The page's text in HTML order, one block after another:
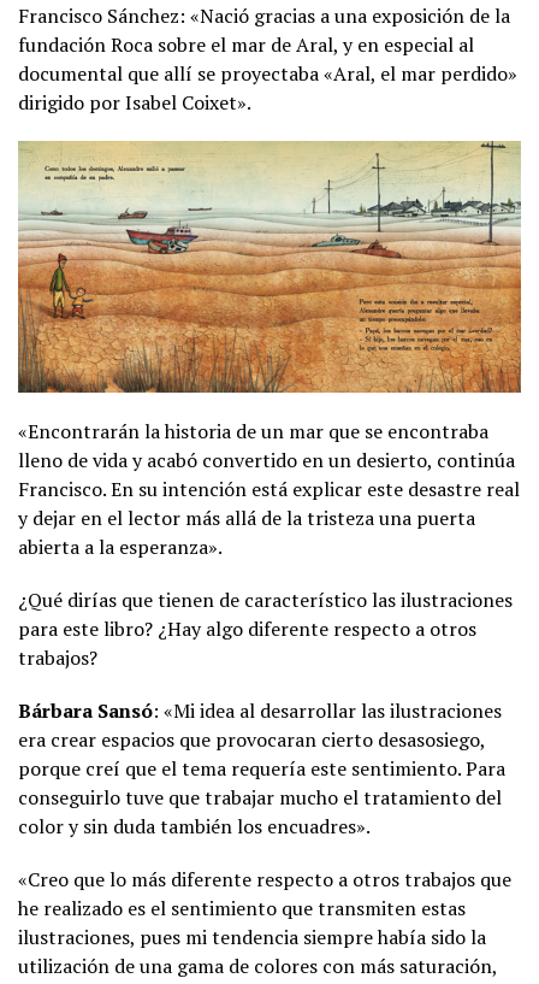
Francisco Sánchez: «Nació gracias a una exposición de la
fundación Roca sobre el mar de Aral, y en especial al
documental que allí se proyectaba «Aral, el mar perdido»
dirigido por Isabel Coixet».
«Encontrarán la historia de un mar que se encontraba
lleno de vida y acabó convertido en un desierto, continúa
Francisco. En su intención está explicar este desastre real
y dejar en el lector más allá de la tristeza una puerta
abierta a la esperanza».
¿Qué dirías que tienen de característico las ilustraciones
para este libro? ¿Hay algo diferente respecto a otros
trabajos?
Bárbara Sansó: «Mi idea al desarrollar las ilustraciones
era crear espacios que provocaran cierto desasosiego,
porque creí que el tema requería este sentimiento. Para
conseguirlo tuve que trabajar mucho el tratamiento del
color y sin duda también los encuadres».
«Creo que lo más diferente respecto a otros trabajos que
he realizado es el sentimiento que transmiten estas
ilustraciones, pues mi tendencia siempre había sido la
utilización de una gama de colores con más saturación,